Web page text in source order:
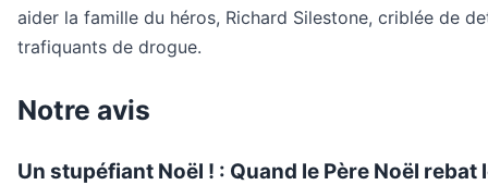
aider la famille du héros, Richard Silestone, criblée de
trafiquants de drogue.
Notre avis
Un stupéfiant Noël ! : Quand le Père Noël